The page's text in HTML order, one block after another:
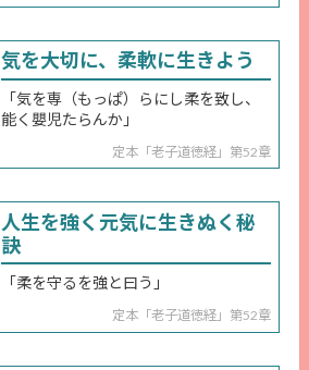
気を大切に、柔軟に生きよう
「気を専（もっぱ）らにし柔を致し、
能く嬰児たらんか」
定本「老子道徳経」第52章
人生を強く元気に生きぬく秘
訣
「柔を守るを強と曰う」
定本「老子道徳経」第52章